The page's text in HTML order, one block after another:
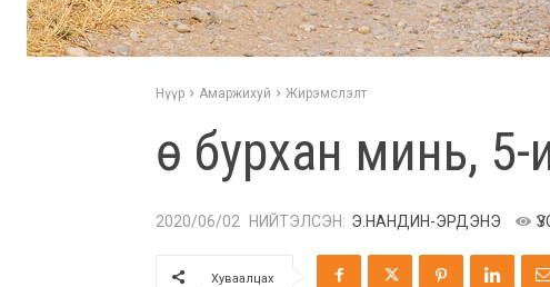
Нүүр Амаржихуй Жирэмслэлт
Өө бурхан минь,
2020/06/02 НИЙТЭЛСЭН: Э.НАНДИН-ЭРДЭНЭ
Хуваалцах